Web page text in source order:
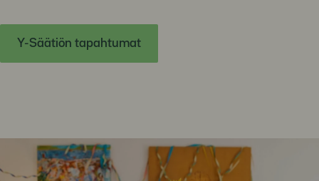
Y-Säätiön tapahtumat